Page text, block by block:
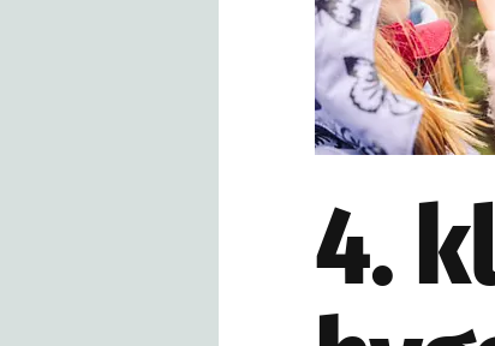
4.